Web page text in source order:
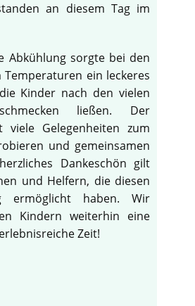
an diesem Tag im
Abkühlung sorgte bei den
ein leckeres
Kinder nach den vielen
ließen. Der
viele Gelegenheiten zum
und gemeinsamen
Dankeschön gilt
und Helfern, die diesen
ermöglicht haben. Wir
Kindern weiterhin eine
Zeit!